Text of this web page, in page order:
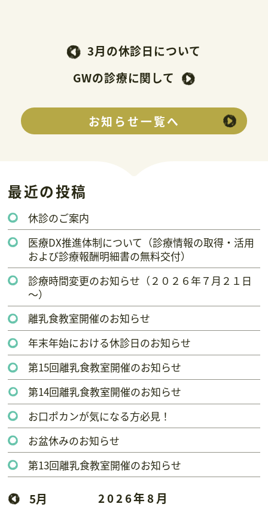
3月の休診日について
GWの診療に関して
お知らせ一覧へ
最近の投稿
休診のご案内
医療DX推進体制について（診療情報の取得・活用
および診療報酬明細書の無料交付）
診療時間変更のお知らせ（２０２６年７月２１日
～）
離乳食教室開催のお知らせ
年末年始における休診日のお知らせ
第15回離乳食教室開催のお知らせ
第14回離乳食教室開催のお知らせ
お口ポカンが気になる方必見！
お盆休みのお知らせ
第13回離乳食教室開催のお知らせ
2026年8月
5月